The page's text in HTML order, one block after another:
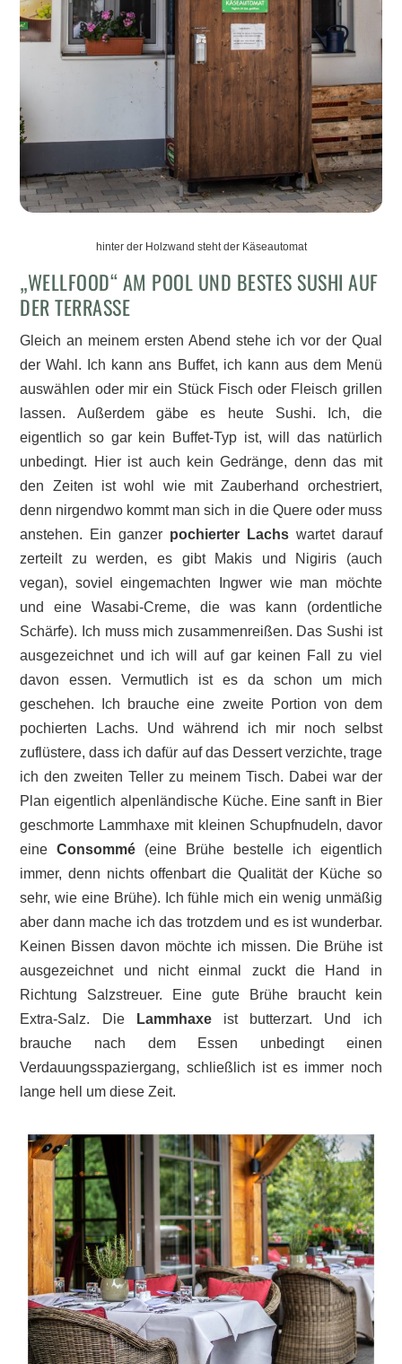
hinter der Holzwand steht der Käseautomat
„WELLFOOD“ AM POOL UND BESTES SUSHI AUF
DER TERRASSE
Gleich an meinem ersten Abend stehe ich vor der Qual
der Wahl. Ich kann ans Buffet, ich kann aus dem Menü
auswählen oder mir ein Stück Fisch oder Fleisch grillen
lassen. Außerdem gäbe es heute Sushi. Ich, die
eigentlich so gar kein Buffet-Typ ist, will das natürlich
unbedingt. Hier ist auch kein Gedränge, denn das mit
den Zeiten ist wohl wie mit Zauberhand orchestriert,
denn nirgendwo kommt man sich in die Quere oder muss
anstehen. Ein ganzer pochierter Lachswartet darauf
zerteilt zu werden, es gibt Makis und Nigiris (auch
vegan), soviel eingemachten Ingwer wie man möchte
und eine Wasabi-Creme, die was kann (ordentliche
Schärfe). Ich muss mich zusammenreißen. Das Sushi ist
ausgezeichnet und ich will auf gar keinen Fall zu viel
davon essen. Vermutlich ist es da schon um mich
geschehen. Ich brauche eine zweite Portion von dem
pochierten Lachs. Und während ich mir noch selbst
zuflüstere, dass ich dafür auf das Dessert verzichte, trage
ich den zweiten Teller zu meinem Tisch. Dabei war der
Plan eigentlich alpenländische Küche. Eine sanft in Bier
geschmorte Lammhaxe mit kleinen Schupfnudeln, davor
eineConsommé (eine Brühe bestelle ich eigentlich
immer, denn nichts offenbart die Qualität der Küche so
sehr, wie eine Brühe). Ich fühle mich ein wenig unmäßig
aber dann mache ich das trotzdem und es ist wunderbar.
Keinen Bissen davon möchte ich missen. Die Brühe ist
ausgezeichnet und nicht einmal zuckt die Hand in
Richtung Salzstreuer. Eine gute Brühe braucht kein
Extra-Salz. Die
Lammhaxeist butterzart. Und ich
brauche nach dem Essen unbedingt einen
Verdauungsspaziergang, schließlich ist es immer noch
lange hell um diese Zeit.